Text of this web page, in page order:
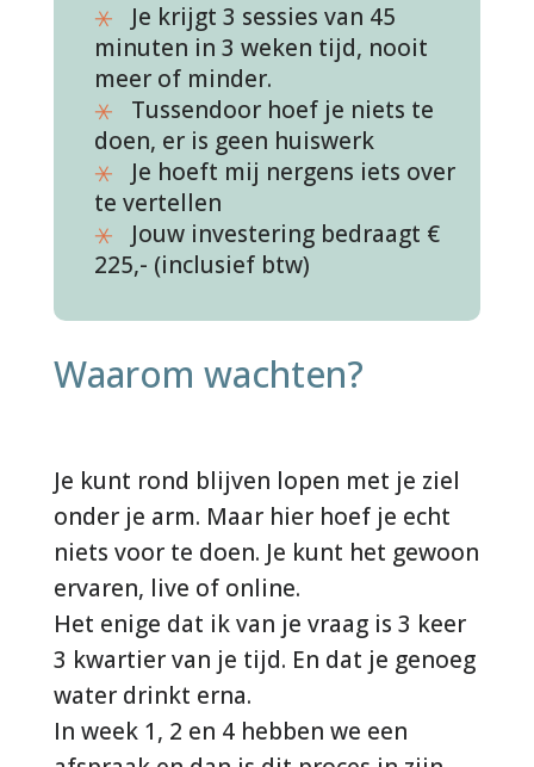
Je krijgt 3 sessies van 45
minuten in 3 weken tijd, nooit
meer of minder.
Tussendoor hoef je niets te
doen, er is geen huiswerk
Je hoeft mij nergens iets over
te vertellen
Jouw investering bedraagt €
225,- (inclusief btw)
Waarom wachten?
Je kunt rond blijven lopen met je ziel
onder je arm. Maar hier hoef je echt
niets voor te doen. Je kunt het gewoon
ervaren, live of online.
Het enige dat ik van je vraag is 3 keer
3 kwartier van je tijd. En dat je genoeg
water drinkt erna.
In week 1, 2 en 4 hebben we een